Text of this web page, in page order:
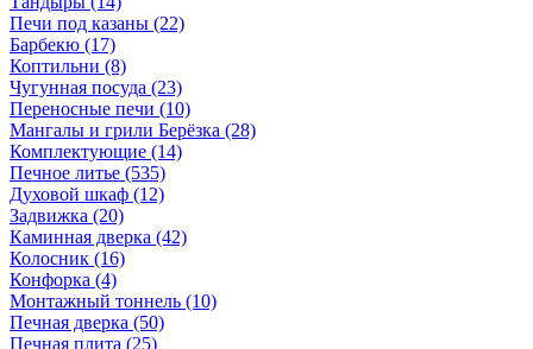
Печи под казаны (22)
Барбекю (17)
Коптильни (8)
Чугунная посуда (23)
Переносные печи (10)
Мангалы и грили Берёзка (28)
Комплектующие (14)
Печное литье (535)
Духовой шкаф (12)
Задвижка (20)
Каминная дверка (42)
Колосник (16)
Конфорка (4)
Монтажный тоннель (10)
Печная дверка (50)
Печная плита (25)